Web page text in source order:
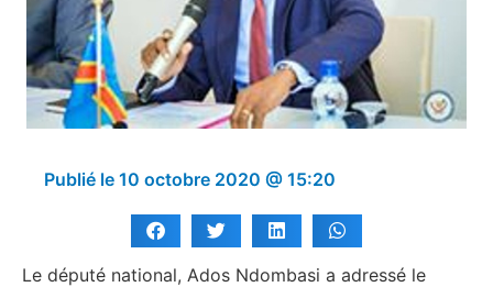
Publié le 10 octobre 2020 @ 15:20
Le député national, Ados Ndombasi a adressé le